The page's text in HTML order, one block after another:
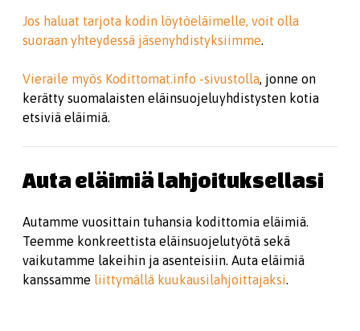
Jos haluat tarjota kodin löytöeläimelle, voit olla
suoraan yhteydessä jäsenyhdistyksiimme.
Vieraile myös Kodittomat.info -sivustolla, jonne on
kerätty suomalaisten eläinsuojeluyhdistysten kotia
etsiviä eläimiä.
Auta eläimiä lahjoituksellasi
Autamme vuosittain tuhansia kodittomia eläimiä.
Teemme konkreettista eläinsuojelutyötä sekä
vaikutamme lakeihin ja asenteisiin. Auta eläimiä
kanssamme liittymällä kuukausilahjoittajaksi.